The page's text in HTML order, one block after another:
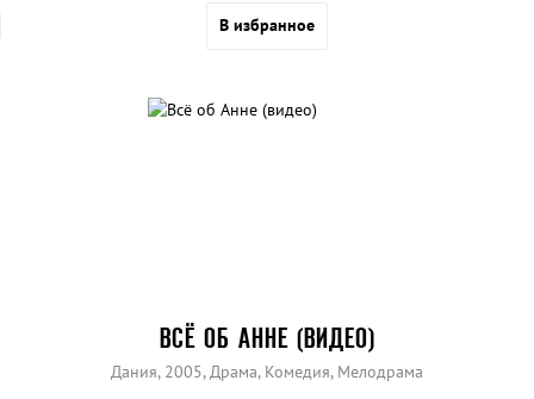
В избранное
ВСЁ ОБ АННЕ (ВИДЕО)
Дания, 2005, Драма, Комедия, Мелодрама